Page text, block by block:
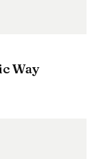
Way